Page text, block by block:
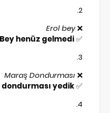
❌
Erol bey
✅
henüz gelmedi.
❌
Maraş Dondurması
✅
yedik.